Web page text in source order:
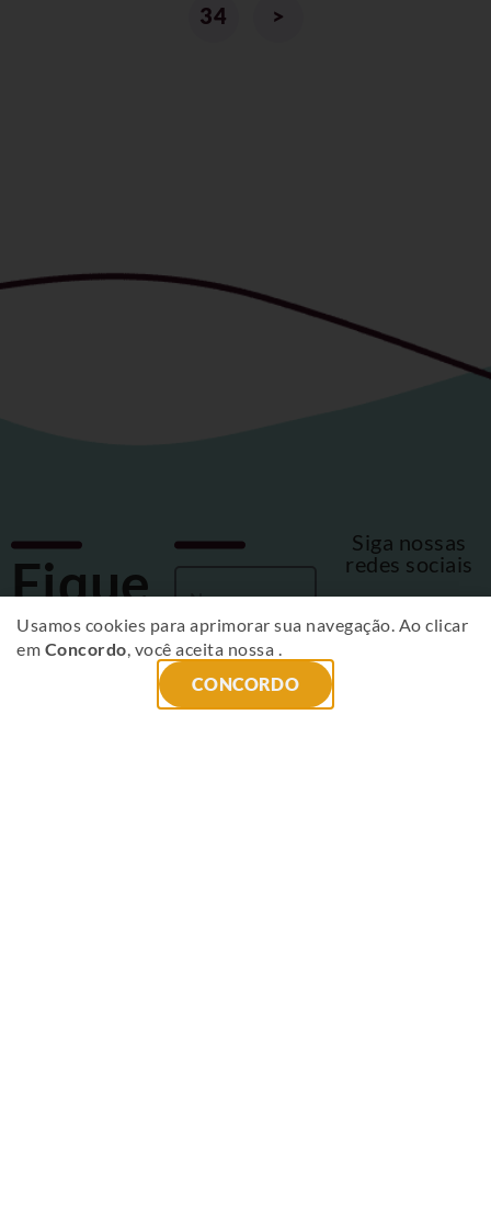
34 >
Fique
por
dentro
Siga nossas
redes sociais
CONCORDO
Usamos cookies para aprimorar sua navegação. Ao clicar
em Concordo, você aceita nossa .